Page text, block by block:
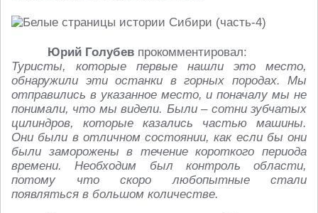
Юрий Голубев прокомментировал:
Туристы, которые первые нашли это место,
обнаружили эти останки в горных породах. Мы
отправились в указанное место, и поначалу мы не
понимали, что мы видели. Были – сотни зубчатых
цилиндров, которые казались частью машины.
Они были в отличном состоянии, как если бы они
были заморожены в течение короткого периода
времени. Необходим был контроль области,
потому что скоро любопытные стали
появляться в большом количестве.